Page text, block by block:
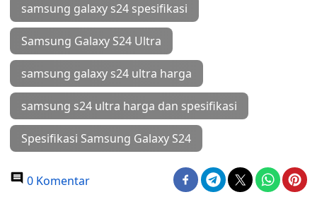
samsung galaxy s24 spesifikasi
Samsung Galaxy S24 Ultra
samsung galaxy s24 ultra harga
samsung s24 ultra harga dan spesifikasi
Spesifikasi Samsung Galaxy S24
0 Komentar